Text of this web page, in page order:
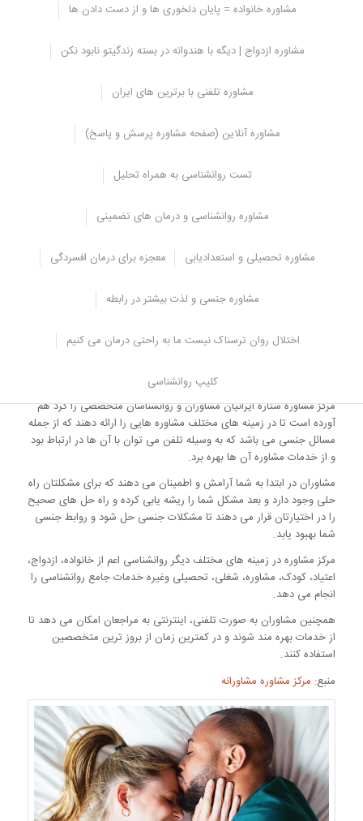
مشاوره خانواده = پایان دلخوری ها و از دست دادن ها
مشاوره ازدواج | دیگه با هندوانه در بسته زندگیتو نابود نکن
مشاوره تلفنی با برترین های ایران
مشاوره آنلاین (صفحه مشاوره پرسش و پاسخ)
تست روانشناسی به همراه تحلیل
مشاوره روانشناسی و درمان های تضمینی
مشاوره تحصیلی و استعدادیابی معجزه برای درمان افسردگی
مشاوره جنسی و لذت بیشتر در رابطه
اختلال روان ترسناک نیست ما به راحتی درمان می کنیم
کلیپ روانشناسی
مزیت های مشاوره جنسی تلفنی
مشاوره های جنسی تلفنی سعی می کنند تا راه حل های درست و ایمنی را
در اختیار شما قرار دهند و برای حل مشکلات جنسی به شما کمک کنند،
بسیار از افرادی که با همسرشان، مشکل جنسی دارند به عنوان مثال دیر
خجالت می کشند و راحت نمی توانند مشکل شان را بیان کنند، به همین
بدون هیچ نگرانی مشکلشان را حل نمایند و از روانشناس کمک بگیرند.
برای شما مشکلات رفت و آمد به وجود نمی آورد، هم چنین این مشاوره
برای افرادی که به مرکز مشاوره دسترسی ندارند مفید می باشد زیرا می
مشاوره تلفنی روزانه با کیس های متفاوتی حرف می زنند و به همین دلیل
چون تجربیات زیادی را کسب کرده اند.
مورد نزاع همسران
مرکز مشاوره ستاره ایرانیان
مرکز مشاوره ستاره ایرانیان مشاوران و روانشناسان متخصصی را گرد هم
آورده است تا در زمینه های مختلف مشاوره هایی را ارائه دهند که از جمله
مسائل جنسی می باشد که به وسیله تلفن می توان با آن ها در ارتباط بود
و از خدمات مشاوره آن ها بهره برد.
مشاوران در ابتدا به شما آرامش و اطمینان می دهند که برای مشکلتان راه
حلی وجود دارد و بعد مشکل شما را ریشه یابی کرده و راه حل های صحیح
را در اختیارتان قرار می دهند تا مشکلات جنسی حل شود و روابط جنسی
شما بهبود یابد.
مرکز مشاوره در زمینه های مختلف دیگر روانشناسی اعم از خانواده، ازدواج،
اعتیاد، کودک، مشاوره، شغلی، تحصیلی وغیره خدمات جامع روانشناسی را
انجام می دهد.
همچنین مشاوران به صورت تلفنی، اینترنتی به مراجعان امکان می دهد تا
از خدمات بهره مند شوند و در کمترین زمان از بروز ترین متخصصین
استفاده کنند.
منبع: مرکز مشاوره مشاورانه